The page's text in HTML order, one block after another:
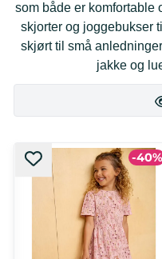
som både er komfortable
skjorter og joggebukser
skjørt til små
jakke og
-40%